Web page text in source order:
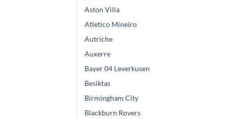
Aston Villa
Atletico Mineiro
Autriche
Auxerre
Bayer 04 Leverkusen
Besiktas
Birmingham City
Blackburn Rovers